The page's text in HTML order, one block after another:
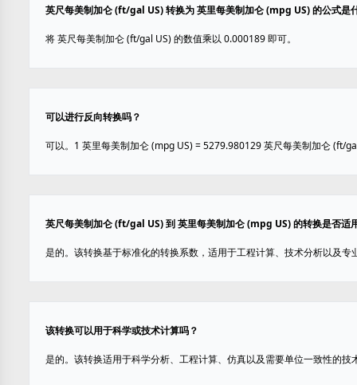
英尺每美制加仑 (ft/gal US) 转换为 英里每美制加仑 (mpg US) 的公式是
将 英尺每美制加仑 (ft/gal US) 的数值乘以 0.000189 即可。
可以进行反向转换吗？
可以。1 英里每美制加仑 (mpg US) = 5279.980129 英尺每美制加仑 (ft/
英尺每美制加仑 (ft/gal US) 到 英里每美制加仑 (mpg US) 的转换是否适
是的。该转换基于标准化的转换系数，适用于工程计算、技术分析以及专
该转换可以用于科学或技术计算吗？
是的。该转换适用于科学分析、工程计算、仿真以及需要单位一致性的技